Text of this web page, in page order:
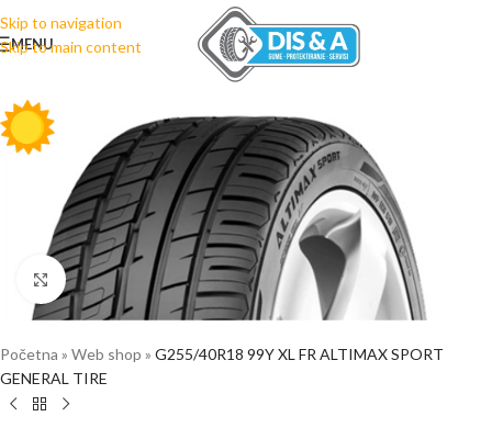
Skip to navigation
Skip to main content
MENU
Click to enlarge
Početna » Web shop » G255/40R18 99Y XL FR ALTIMAX SPORT
GENERAL TIRE